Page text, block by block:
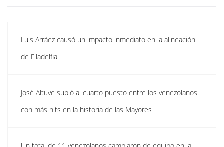
Luis Arráez causó un impacto inmediato en la alineación
de Filadelfia
José Altuve subió al cuarto puesto entre los venezolanos
con más hits en la historia de las Mayores